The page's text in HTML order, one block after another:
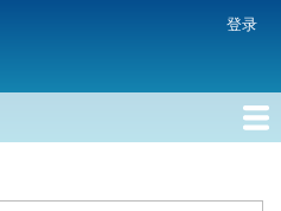
主
内
登录